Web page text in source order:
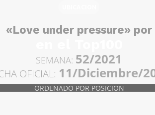
«Love under pressure» por
SEMANA: 52/2021
OFICIAL: 11/Diciembre/
ORDENADO POR POSICION